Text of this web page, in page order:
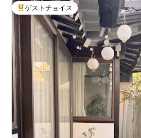
大好評のゲストチョイスです。
ゲストチョイス